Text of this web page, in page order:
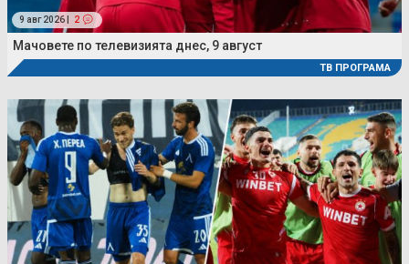
9 авг 2026 | 2
Мачовете по телевизията днес, 9 август
ТВ ПРОГРАМА